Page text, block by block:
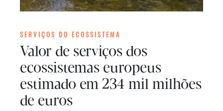
SERVIÇOS DO ECOSSISTEMA
Valor de serviços dos
ecossistemas europeus
estimado em 234 mil milhões
de euros